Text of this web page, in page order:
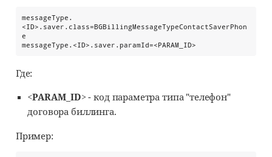
messageType.
<ID>.saver.class=BGBillingMessageTypeContactSaverPhon
e
messageType.<ID>.saver.paramId=<PARAM_ID>
Где:
<PARAM_ID>- код параметра типа "телефон"
договора биллинга.
Пример: